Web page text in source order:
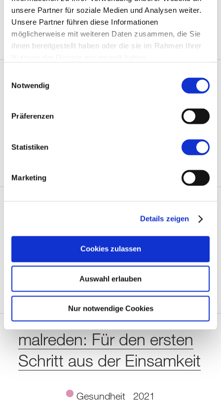
unsere Partner für soziale Medien und Analysen weiter.
Unsere Partner führen diese Informationen
möglicherweise mit weiteren Daten zusammen, die Sie
ihnen bereitgestellt haben oder die sie im Rahmen Ihrer
Notwendig
Präferenzen
Statistiken
Marketing
Details zeigen
Cookies zulassen
Auswahl erlauben
Nur notwendige Cookies
Gesundheit 2019
Karma Lama: Freiwilligen-
Leaving Care: Gemeinsam
Chancen für Careleaver
Gesundheit 2024
malreden: Für den ersten
Schritt aus der Einsamkeit
Gesundheit 2021